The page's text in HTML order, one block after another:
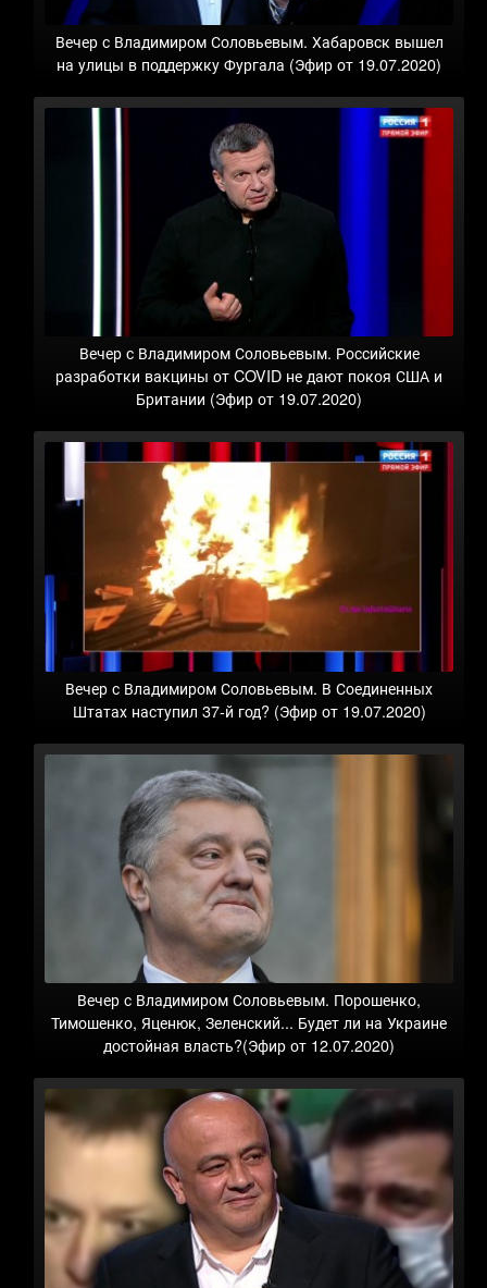
Вечер с Владимиром Соловьевым. Хабаровск вышел
на улицы в поддержку Фургала (Эфир от 19.07.2020)
Вечер с Владимиром Соловьевым. Российские
разработки вакцины от COVID не дают покоя США и
Британии (Эфир от 19.07.2020)
Вечер с Владимиром Соловьевым. В Соединенных
Штатах наступил 37-й год? (Эфир от 19.07.2020)
Вечер с Владимиром Соловьевым. Порошенко,
Тимошенко, Яценюк, Зеленский... Будет ли на Украине
достойная власть?(Эфир от 12.07.2020)